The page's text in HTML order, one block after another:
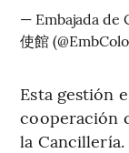
— Embajada de
使館
Esta gestión
cooperación
la Cancillería.